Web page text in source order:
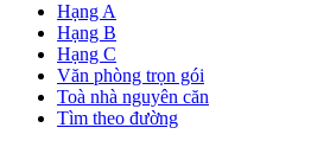
Hạng A
Hạng B
Hạng C
Văn phòng trọn gói
Toà nhà nguyên căn
Tìm theo đường